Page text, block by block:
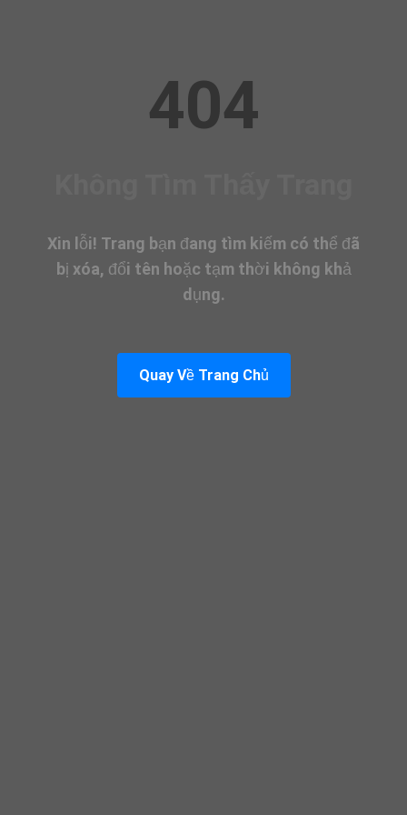
404
Xin lỗi! Trang bạn đang tìm kiếm có thể đã
bị xóa, đổi tên hoặc tạm thời không khả
dụng.
Quay Về Trang Chủ